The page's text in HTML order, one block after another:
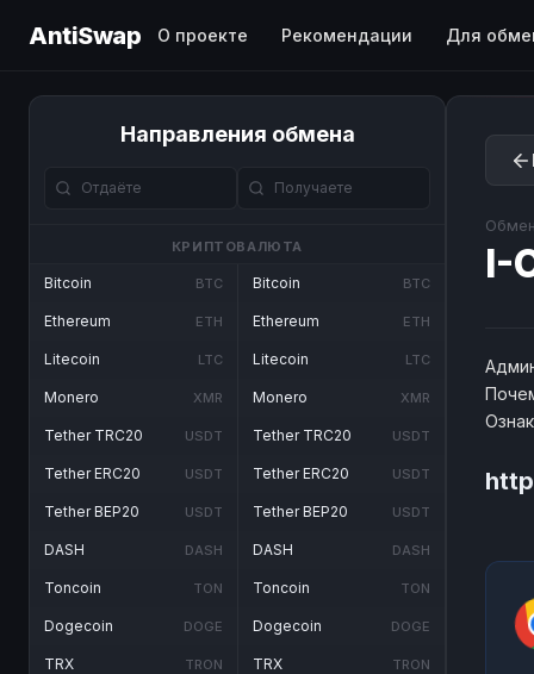
AntiSwap О проекте Рекомендации Для
Направления обмена
КРИПТОВАЛЮТА
Bitcoin BTC
Ethereum ETH
Litecoin LTC
Monero XMR
Tether TRC20 USDT
Tether ERC20 USDT
Tether BEP20 USDT
DASH DASH
Toncoin TON
Dogecoin DOGE
TRX TRON
Bitcoin BTC
Ethereum ETH
Litecoin LTC
Monero XMR
Tether TRC20 USDT
Tether ERC20 USDT
Tether BEP20 USDT
DASH DASH
Toncoin TON
Dogecoin DOGE
TRX TRON
I-